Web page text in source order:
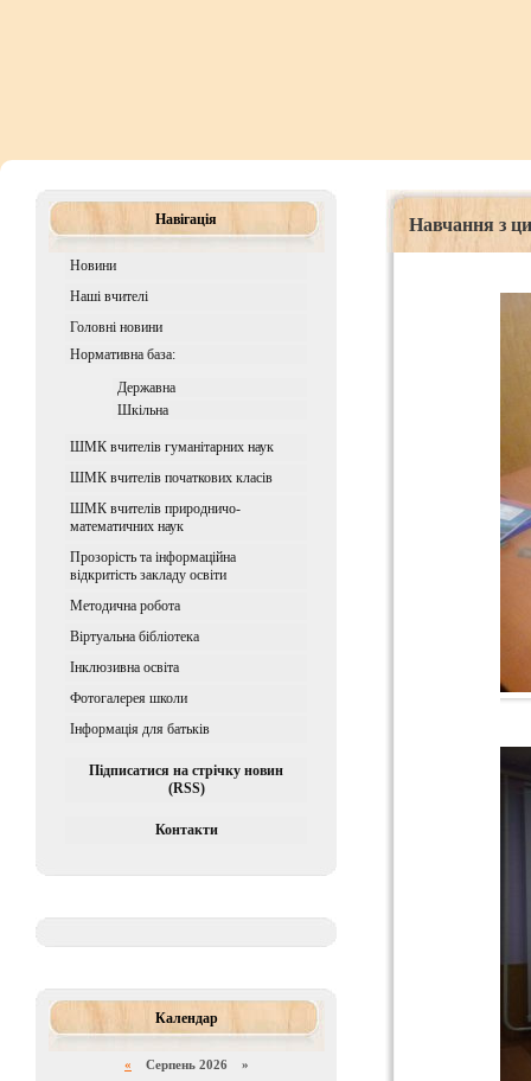
Навігація
Новини
Наші вчителі
Головні новини
Нормативна база:
Державна
Шкiльна
ШМК вчителів гуманітарних наук
ШМК вчителів початкових класів
ШМК вчителів природничо-
математичних наук
Прозорість та інформаційна
відкритість закладу освіти
Методична робота
Віртуальна бібліотека
Iнклюзивна освiта
Фотогалерея школи
Інформація для батьків
Підписатися на стрічку новин
(RSS)
Контакти
Календар
« Серпень 2026 »
Навчання з